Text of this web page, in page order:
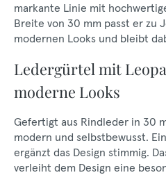
markante Linie mit
Breite von 30 mm passt er zu
modernen Looks und bleibt
Ledergürtel mit
moderne Looks
Gefertigt aus Rindleder in 30
modern und selbstbewusst.
ergänzt das Design stimmig.
verleiht dem Design eine